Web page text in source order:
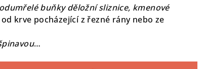
buňky děložní sliznice, kmenové
krve pocházející z řezné rány nebo ze
…